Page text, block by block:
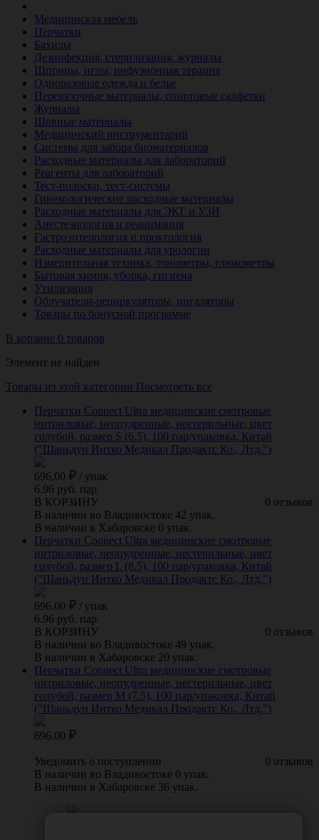
Медицинская мебель
Перчатки
Бахилы
Дезинфекция, стерилизация, журналы
Шприцы, иглы, инфузионная терапия
Одноразовые одежда и белье
Перевязочные материалы, спиртовые салфетки
Журналы
Шовные материалы
Медицинский инструментарий
Системы для забора биоматериалов
Расходные материалы для лабораторий
Реагенты для лабораторий
Тест-полоски, тест-системы
Гинекологические расходные материалы
Расходные материалы для ЭКГ и УЗИ
Анестезиология и реанимация
Гастроэнтерология и проктология
Расходные материалы для урологии
Измерительная техника, тонометры, глюкометры
Бытовая химия, уборка, гигиена
Утилизация
Облучатели-рециркуляторы, ингаляторы
Товары по бонусной программе
В корзине 0 товаров
Элемент не найден
Товары из этой категории Посмотреть все
Перчатки Connect Ultra медицинские смотровые
нитриловые, неопудренные, нестерильные, цвет
голубой, размер S (6.5), 100 пар/упаковка, Китай
("Шаньдун Интко Медикал Продактс Ко., Лтд.")
696.00 / упак
6.96 руб. пар
0 отзывов
В КОРЗИНУ
В наличии во Владивостоке 42 упак.
В наличии в Хабаровске 0 упак.
Перчатки Connect Ultra медицинские смотровые
нитриловые, неопудренные, нестерильные, цвет
голубой, размер L (8.5), 100 пар/упаковка, Китай
("Шаньдун Интко Медикал Продактс Ко., Лтд.")
696.00 / упак
6.96 руб. пар
0 отзывов
В КОРЗИНУ
В наличии во Владивостоке 49 упак.
В наличии в Хабаровске 20 упак.
Перчатки Connect Ultra медицинские смотровые
нитриловые, неопудренные, нестерильные, цвет
голубой, размер M (7.5), 100 пар/упаковка, Китай
("Шаньдун Интко Медикал Продактс Ко., Лтд.")
696.00
0 отзывов
Уведомить о поступлении
В наличии во Владивостоке 0 упак.
В наличии в Хабаровске 36 упак.